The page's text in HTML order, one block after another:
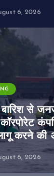
6, 2026
बारिश से
करने की
6, 2026